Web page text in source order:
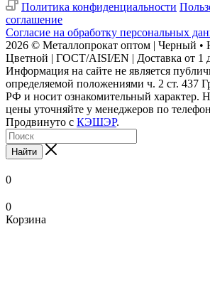
Политика конфиденциальности
соглашение
Согласие на обработку персональных
2026 © Металлопрокат оптом | Черный
Цветной | ГОСТ/AISI/EN | Доставка от 1
Информация на сайте не является
определяемой положениями ч. 2 ст. 437
РФ и носит ознакомительный характер.
цены уточняйте у менеджеров по
Продвинуто с КЭШЭР.
Найти
0
0
Корзина